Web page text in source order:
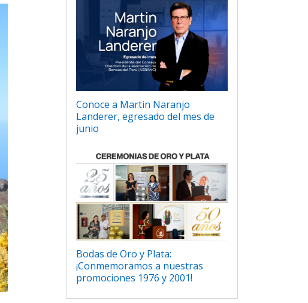
Conoce a Martin Naranjo
Landerer, egresado del mes de
junio
Bodas de Oro y Plata:
¡Conmemoramos a nuestras
promociones 1976 y 2001!